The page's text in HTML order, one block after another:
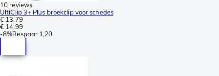
10 reviews
UltiClip 3+ Plus broekclip voor schedes
€ 13,79
€ 14,99
-8%Bespaar 1,20